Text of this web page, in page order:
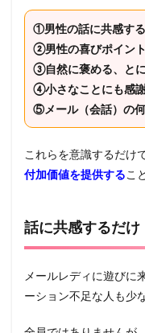
①男性の話に共感する
②男性の喜びポイン
③自然に褒める、と
④小さなことにも感
⑤メール（会話）の
これらを意識するだけ
付加価値を提供するこ
話に共感するだけ
メールレディに遊びに
ーション不足な人も少